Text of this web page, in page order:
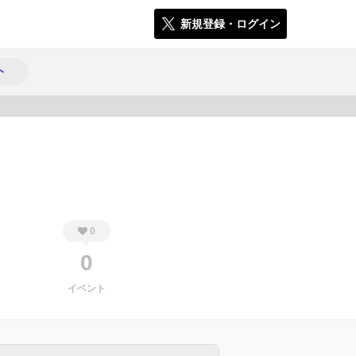
新規登録・ログイン
0
0
イベント